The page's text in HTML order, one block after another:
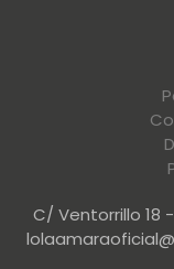
C/ Ventorrillo 18